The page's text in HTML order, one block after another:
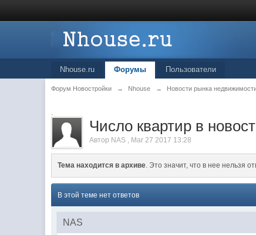
Nhouse.ru Форумы Пользователи
Форум Новостройки → Nhouse → Новости рынка
.
Число квартир в
Автор NAS , Mar 27 2017 13:28
Тема находится в архиве. Это значит, что в нее нельзя
В этой теме нет ответов
NAS